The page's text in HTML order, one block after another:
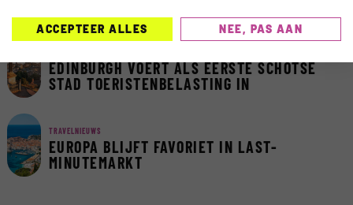
EDINBURGH VOERT ALS EERSTE SCHOTSE
STAD TOERISTENBELASTING IN
TRAVELNIEUWS
EUROPA BLIJFT FAVORIET IN LAST-
MINUTEMARKT
ACCEPTEER ALLES NEE, PAS AAN